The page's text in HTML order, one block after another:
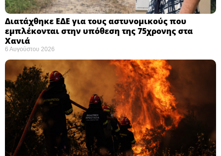
Διατάχθηκε ΕΔΕ για τους αστυνομικούς που
εμπλέκονται στην υπόθεση της 75χρονης στα
Χανιά
6 Αυγούστου 2026